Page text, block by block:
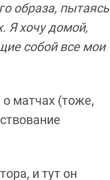
образа, пытаясь
Я хочу домой,
собой все мои
о матчах (тоже,
и тут он